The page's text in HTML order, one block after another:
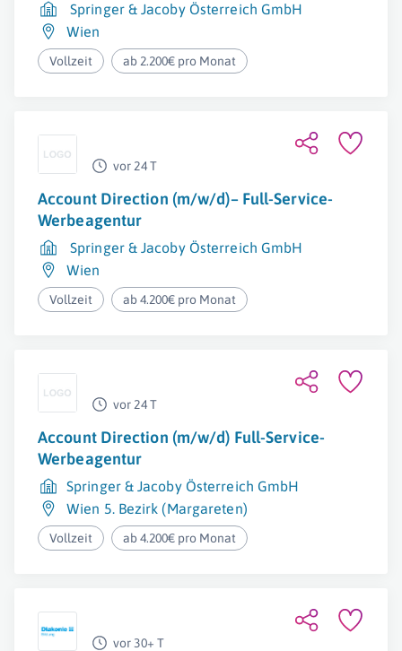
Springer & Jacoby Österreich GmbH
Wien
Vollzeit ab 2.200€ pro Monat
vor 24 T
Account Direction (m/w/d)– Full-Service-
Werbeagentur
Springer & Jacoby Österreich GmbH
Wien
Vollzeit ab 4.200€ pro Monat
vor 24 T
Account Direction (m/w/d) Full-Service-
Werbeagentur
Springer & Jacoby Österreich GmbH
Wien 5. Bezirk (Margareten)
Vollzeit ab 4.200€ pro Monat
vor 30+ T